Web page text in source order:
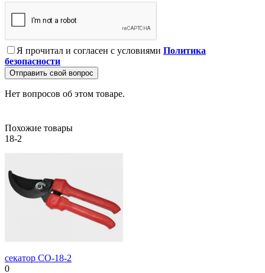
Я прочитал и согласен с условиями Политика
безопасности
Отправить свой вопрос
Нет вопросов об этом товаре.
Похожие товары
18-2
секатор CO-18-2
0